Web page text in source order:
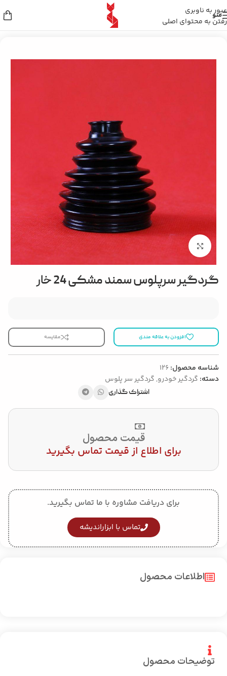
عبور به ناوبری
رفتن به محتوای اصلی
منو
خانه/گردگیر خودرو/ گردگیر سر پلوس
بزرگنمایی تصویر
گردگیر سرپلوس سمند مشکی 24 خار
افزودن به علاقه مندی مقایسه
شناسه محصول: 126
دسته: گردگیر خودرو, گردگیر سر پلوس
اشتراک گذاری
قیمت محصول
برای اطلاع از قیمت تماس بگیرید
برای دریافت مشاوره با ما تماس بگیرید.
تماس با ابزاراندیشه
توضیحات محصول
اطلاعات محصول